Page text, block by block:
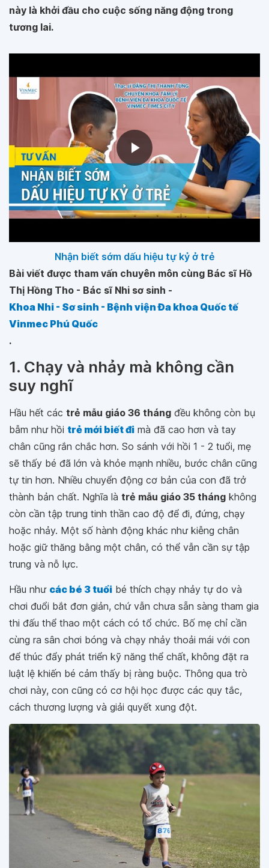
này là khởi đầu cho cuộc sống năng động trong
tương lai.
Nhận biết sớm dấu hiệu tự kỷ ở trẻ
Bài viết được tham vấn chuyên môn cùng Bác sĩ Hồ
Thị Hồng Tho - Bác sĩ Nhi sơ sinh -
Khoa Nhi - Sơ sinh - Bệnh viện Đa khoa Quốc tế
Vinmec Phú Quốc
.
1. Chạy và nhảy mà không cần
suy nghĩ
Hầu hết các trẻ mẫu giáo 36 tháng đều không còn bụ
bẫm như hồi trẻ mới biết đi mà đã cao hơn và tay
chân cũng rắn chắc hơn. So sánh với hồi 1 - 2 tuổi, mẹ
sẽ thấy bé đã lớn và khỏe mạnh nhiều, bước chân cũng
tự tin hơn. Nhiều chuyển động cơ bản của con đã trở
thành bản chất. Nghĩa là trẻ mẫu giáo 35 tháng không
còn cần tập trung tinh thần cao độ để đi, đứng, chạy
hoặc nhảy. Một số hành động khác như kiễng chân
hoặc giữ thăng bằng một chân, có thể vẫn cần sự tập
trung và nỗ lực.
Hầu như các bé 3 tuổi bé thích chạy nhảy tự do và
chơi đuổi bắt đơn giản, chứ vẫn chưa sẵn sàng tham gia
thi đấu thể thao một cách có tổ chức. Bố mẹ chỉ cần
cùng ra sân chơi bóng và chạy nhảy thoải mái với con
để thúc đẩy phát triển kỹ năng thể chất, không đặt ra
luật lệ khiến bé cảm thấy bị ràng buộc. Thông qua trò
chơi này, con cũng có cơ hội học được các quy tắc,
cách thương lượng và giải quyết xung đột.